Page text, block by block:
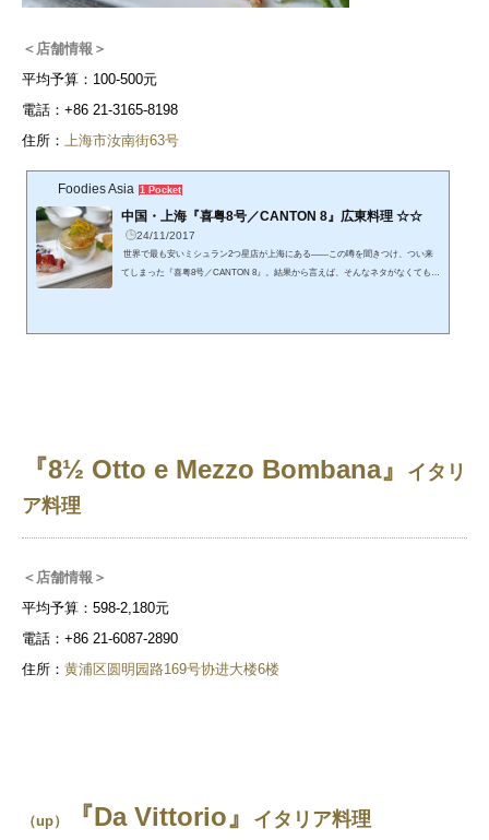
＜店舗情報＞
平均予算：100-500元
電話：+86 21-3165-8198
住所： 上海市汝南街63号
Foodies Asia 1 Pocket
中国・上海『喜粤8号／CANTON 8』広東料理 ☆☆
24/11/2017
世界で最も安いミシュラン2つ星店が上海にある——この噂を聞きつけ、つい来
てしまった『喜粤8号／CANTON 8』。結果から言えば、そんなネタがなくても、
『8½ Otto e Mezzo Bombana』
イタリ
ア料理
＜店舗情報＞
平均予算：598-2,180元
電話：+86 21-6087-2890
住所： 黄浦区圆明园路169号协进大楼6楼
（up） 『Da Vittorio』 イタリア料理